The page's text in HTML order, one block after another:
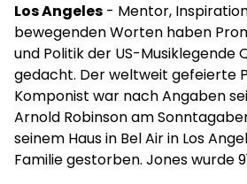
Los Angeles - Mentor,
bewegenden Worten haben
und Politik der US-Musiklegende
gedacht. Der weltweit gefeierte
Komponist war nach Angaben
Arnold Robinson am
seinem Haus in Bel Air in Los
Familie gestorben. Jones wurde